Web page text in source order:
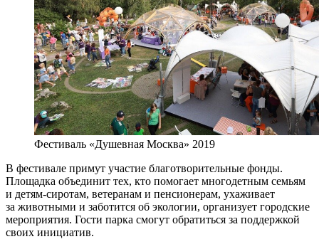
Фестиваль «Душевная Москва» 2019
В фестивале примут участие благотворительные фонды.
Площадка объединит тех, кто помогает многодетным семьям
и детям-сиротам, ветеранам и пенсионерам, ухаживает
за животными и заботится об экологии, организует городские
мероприятия. Гости парка смогут обратиться за поддержкой
своих инициатив.